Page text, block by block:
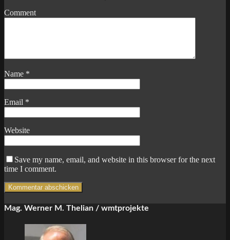
Comment
Name *
Email *
Website
Save my name, email, and website in this browser for the next
time I comment.
Mag. Werner M. Thelian / wmtprojekte